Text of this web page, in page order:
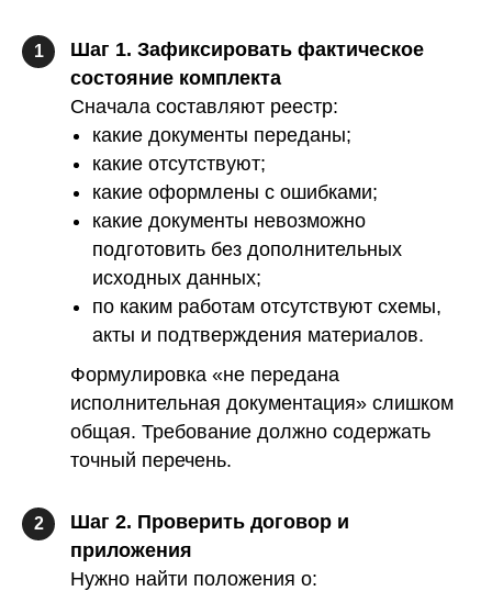
1
Шаг 1. Зафиксировать фактическое
состояние комплекта
Сначала составляют реестр:
какие документы переданы;
какие отсутствуют;
какие оформлены с ошибками;
какие документы невозможно
подготовить без дополнительных
исходных данных;
по каким работам отсутствуют схемы,
акты и подтверждения материалов.
Формулировка «не передана
исполнительная документация» слишком
общая. Требование должно содержать
точный перечень.
2
Шаг 2. Проверить договор и
приложения
Нужно найти положения о: